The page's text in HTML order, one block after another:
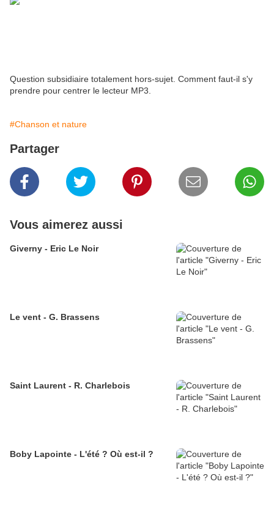
Question subsidiaire totalement hors-sujet. Comment faut-il s'y
prendre pour centrer le lecteur MP3.
#Chanson et nature
Partager
Vous aimerez aussi
Giverny - Eric Le Noir
Le vent - G. Brassens
Saint Laurent - R. Charlebois
Boby Lapointe - L'été ? Où est-il ?